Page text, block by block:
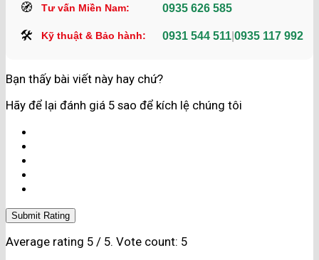
🧭 Tư vấn Miền Nam: 0935 626 585
🛠️ Kỹ thuật & Bảo hành: 0931 544 511 0935 117 992
Bạn thấy bài viết này hay chứ?
Hãy để lại đánh giá 5 sao để kích lệ chúng tôi
Submit Rating
Average rating 5 / 5. Vote count: 5